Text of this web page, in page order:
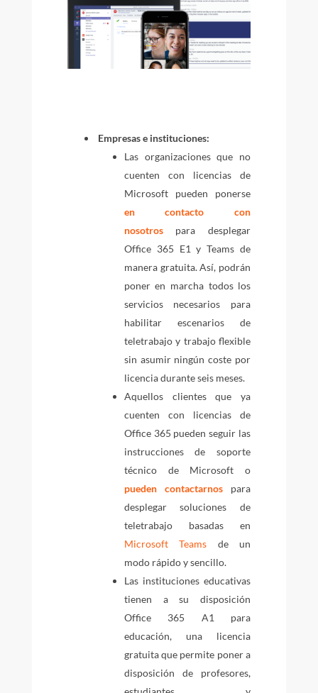
Empresas e instituciones:
Las organizaciones que no
cuenten con licencias de
Microsoft pueden ponerse
en contacto con
nosotrospara desplegar
Office 365 E1 y Teams de
manera gratuita. Así, podrán
poner en marcha todos los
servicios necesarios para
habilitar escenarios de
teletrabajo y trabajo flexible
sin asumir ningún coste por
licencia durante seis meses.
Aquellos clientes que ya
cuenten con licencias de
Office 365 pueden seguir las
instrucciones de soporte
técnico de Microsoft o
pueden contactarnospara
desplegar soluciones de
teletrabajo basadas en
Microsoft Teams de un
modo rápido y sencillo.
Las instituciones educativas
tienen a su disposición
Office 365 A1 para
educación, una licencia
gratuita que permite poner a
disposición de profesores,